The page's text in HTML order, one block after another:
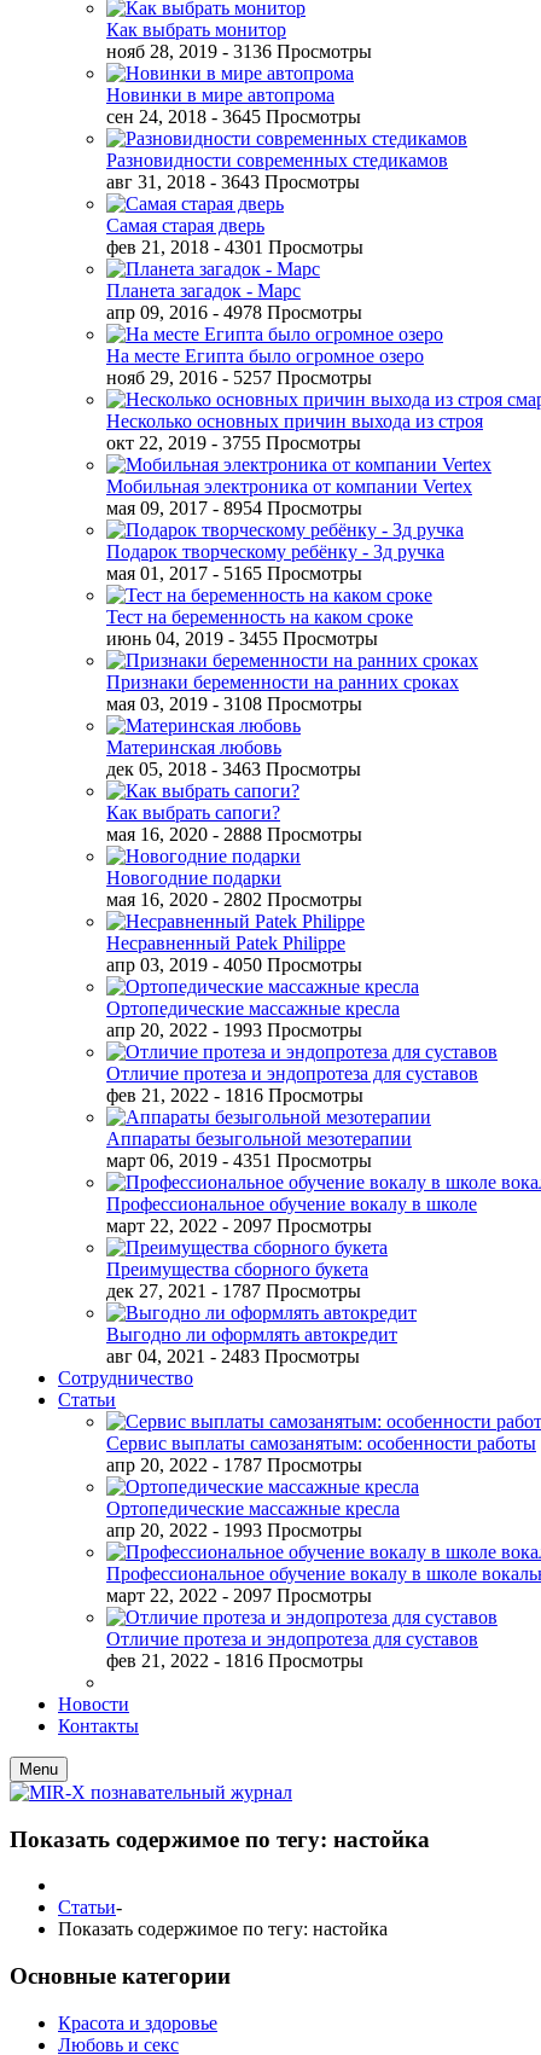
Как выбрать монитор
нояб 28, 2019 - 3136 Просмотры
Новинки в мире автопрома
сен 24, 2018 - 3645 Просмотры
Разновидности современных стедикамов
авг 31, 2018 - 3643 Просмотры
Самая старая дверь
фев 21, 2018 - 4301 Просмотры
Планета загадок - Марс
апр 09, 2016 - 4978 Просмотры
На месте Египта было огромное озеро
нояб 29, 2016 - 5257 Просмотры
Несколько основных причин выхода из строя
окт 22, 2019 - 3755 Просмотры
Мобильная электроника от компании Vertex
мая 09, 2017 - 8954 Просмотры
Подарок творческому ребёнку - 3д ручка
мая 01, 2017 - 5165 Просмотры
Тест на беременность на каком сроке
июнь 04, 2019 - 3455 Просмотры
Признаки беременности на ранних сроках
мая 03, 2019 - 3108 Просмотры
Материнская любовь
дек 05, 2018 - 3463 Просмотры
Как выбрать сапоги?
мая 16, 2020 - 2888 Просмотры
Новогодние подарки
мая 16, 2020 - 2802 Просмотры
Несравненный Patek Philippe
апр 03, 2019 - 4050 Просмотры
Ортопедические массажные кресла
апр 20, 2022 - 1993 Просмотры
Отличие протеза и эндопротеза для суставов
фев 21, 2022 - 1816 Просмотры
Аппараты безыгольной мезотерапии
март 06, 2019 - 4351 Просмотры
Профессиональное обучение вокалу в школе
март 22, 2022 - 2097 Просмотры
Преимущества сборного букета
дек 27, 2021 - 1787 Просмотры
Выгодно ли оформлять автокредит
авг 04, 2021 - 2483 Просмотры
Сотрудничество
Статьи
Сервис выплаты самозанятым: особенности работы
апр 20, 2022 - 1787 Просмотры
Ортопедические массажные кресла
апр 20, 2022 - 1993 Просмотры
Профессиональное обучение вокалу в школе
март 22, 2022 - 2097 Просмотры
Отличие протеза и эндопротеза для суставов
фев 21, 2022 - 1816 Просмотры
Новости
Контакты
Menu
Показать содержимое по тегу: настойка
Статьи-
Показать содержимое по тегу: настойка
Основные категории
Красота и здоровье
Любовь и секс